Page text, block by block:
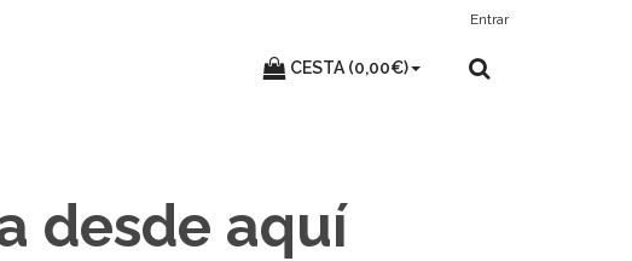
Entrar
CESTA (0,00€)
desde aquí